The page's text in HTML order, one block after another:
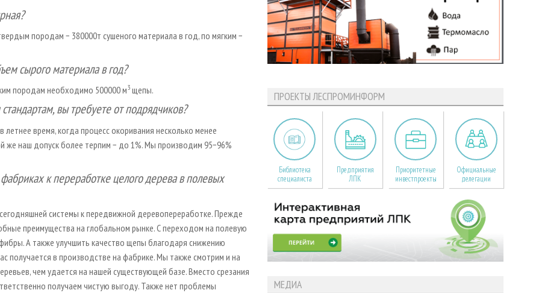
породам − 380000т сушеного материала в год, по мягким −
сырого материала в год?
породам необходимо 500000 м3 щепы.
вы требуете от подрядчиков?
время, когда процесс окоривания несколько менее
наш допуск более терпим − до 1%. Мы производим 95−96%
к переработке целого дерева в полевых
системы к передвижной деревопереработке. Прежде
преимущест­ва на глобальном рынке. С переходом на полевую
А также улучшить качество щепы благодаря снижению
получается в производстве на фабрике. Мы также смот­рим и на
чем удается на нашей существующей базе. Вместо срезания
получаем чистую выгоду. Также нет проблемы
ПРОЕКТЫ ЛЕСПРОМИНФОРМ
Библиотека
специалиста
Предприятия
ЛПК
Приоритетные
инвестпроекты
Официальные
делегации
МЕДИА